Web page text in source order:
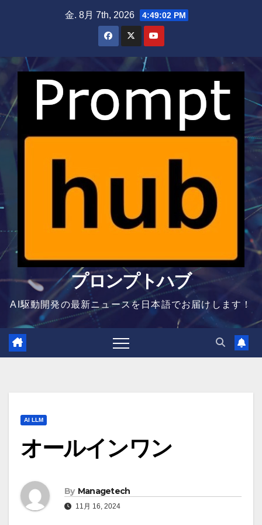
金. 8月 7th, 2026 4:49:03 PM
プロンプトハブ
AI駆動開発の最新ニュースを日本語でお届けします！
AI LLM
オールインワン
By Managetech
11月 16, 2024